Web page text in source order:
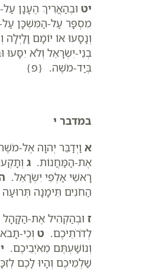
יט וּבְהַאֲרִיךְ הֶעָנָן
מִסְפָּר עַל-הַמִּשְׁכָּן עַל-
וְנָסָעוּ אוֹ יוֹמָם וָלַיְלָה
בְנֵי-יִשְׂרָאֵל וְלֹא יִסָּעוּ
בְּיַד-מֹשֶׁה. {פ}
במדבר י
א וַיְדַבֵּר יְהוָה אֶל-
אֶת-הַמַּחֲנוֹת. ג
רָאשֵׁי אַלְפֵי יִשְׂרָאֵל.
הַחֹנִים תֵּימָנָה
ז וּבְהַקְהִיל אֶת-הַקָּהָל
לְדֹרֹתֵיכֶם. ט וְכִי-
וְנוֹשַׁעְתֶּם מֵאֹיְבֵיכֶם. י
שַׁלְמֵיכֶם וְהָיוּ לָכֶם